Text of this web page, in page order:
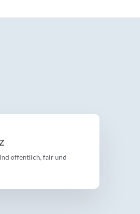
öffentlich, fair und